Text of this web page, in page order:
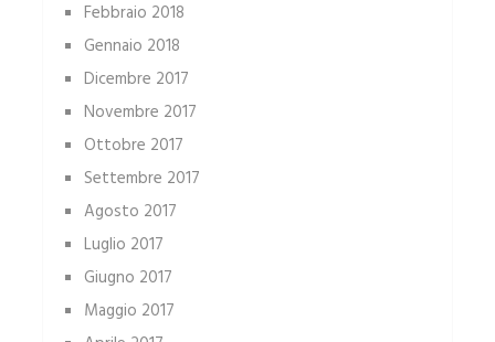
Febbraio 2018
Gennaio 2018
Dicembre 2017
Novembre 2017
Ottobre 2017
Settembre 2017
Agosto 2017
Luglio 2017
Giugno 2017
Maggio 2017